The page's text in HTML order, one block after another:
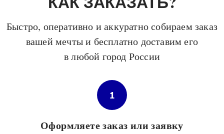
Быстро, оперативно и аккуратно собираем заказ
вашей мечты и бесплатно доставим его
в любой город России
1
Оформляете заказ или заявку